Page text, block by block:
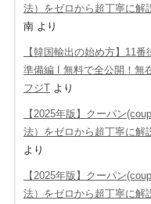
法）をゼロから超丁寧に解
南より
【韓国輸出の始め方】11
準備編 Ι 無料で全公開！無
フジTより
【2025年版】クーパン
法）をゼロから超丁寧に解
より
【2025年版】クーパン
法）をゼロから超丁寧に解